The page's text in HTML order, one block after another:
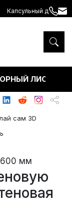
Капсульный дом
+86
5575
ЛИСТ ПВХ
сам 3D
мм